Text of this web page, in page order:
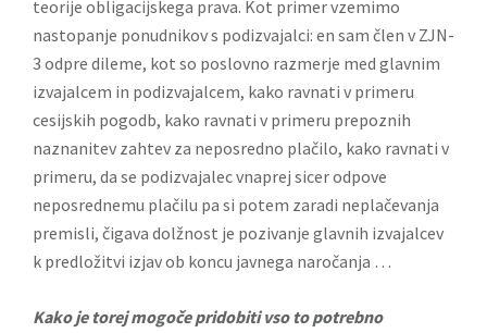
teorije obligacijskega prava. Kot primer vzemimo
nastopanje ponudnikov s podizvajalci: en sam člen v ZJN-
3 odpre dileme, kot so poslovno razmerje med glavnim
izvajalcem in podizvajalcem, kako ravnati v primeru
cesijskih pogodb, kako ravnati v primeru prepoznih
naznanitev zahtev za neposredno plačilo, kako ravnati v
primeru, da se podizvajalec vnaprej sicer odpove
neposrednemu plačilu pa si potem zaradi neplačevanja
premisli, čigava dolžnost je pozivanje glavnih izvajalcev
k predložitvi izjav ob koncu javnega naročanja …
Kako je torej mogoče pridobiti vso to potrebno